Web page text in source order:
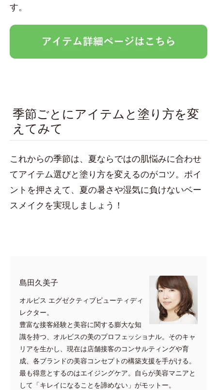
す。
季節ごとにアイテムと塗り方を変
えてみて
これからの季節は、夏ならではの肌悩みに合わせ
てアイテム選びと塗り方を変えるのがコツ。ポイ
ントを押さえて、夏の暑さや湿気に負けないベー
スメイクを実現しましょう！
島田久美子
オルビス エグゼクティブビューティディ
レクター。
豊富な接客経験と美容に関する膨大な知
識を持つ、オルビスの美のプロフェッショナル。そのキャ
リアを生かし、現在は店舗接客のコンサルティングや育
成、各ブランドの美容コンセプトの構築支援を手がける。
最も得意とするのはエイジングケア。自らが美容マニアと
して「キレイになることを諦めない」がモットー。